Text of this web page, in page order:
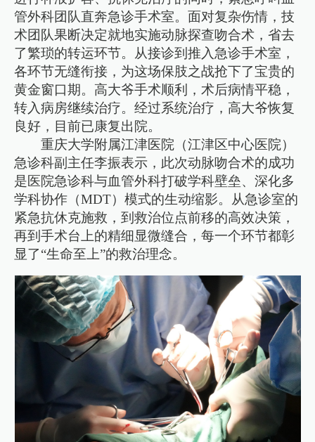
管外科团队直奔急诊手术室。面对复杂伤情，技
术团队果断决定就地实施动脉探查吻合术，省去
了繁琐的转运环节。从接诊到推入急诊手术室，
各环节无缝衔接，为这场保肢之战抢下了宝贵的
黄金窗口期。高大爷手术顺利，术后病情平稳，
转入病房继续治疗。经过系统治疗，高大爷恢复
良好，目前已康复出院。
重庆大学附属江津医院（江津区中心医院）
急诊科副主任李振表示，此次动脉吻合术的成功
是医院急诊科与血管外科打破学科壁垒、深化多
学科协作（MDT）模式的生动缩影。从急诊室的
紧急抗休克施救，到救治位点前移的高效决策，
再到手术台上的精细显微缝合，每一个环节都彰
显了“生命至上”的救治理念。